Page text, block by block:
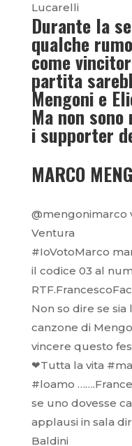
Lucarelli
Durante la
qualche
come
partita
Mengoni e
Ma non
i supporter
MARCO
@mengonimarco
Ventura
#IoVotoMarco
il codice 03 al
Non so dire se
canzone di
vincere questo
❤Tutta la vita
#loamo
se uno dovesse
applausi in sala
Baldini